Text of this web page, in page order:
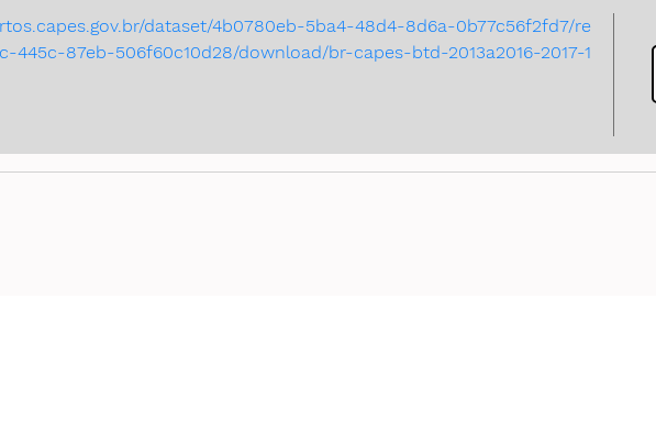
dataset/4b0780eb-5ba4-48d4-8d6a-0b77c56f2fd7/re
445c-87eb-506f60c10d28/download/br-capes-btd-2013a2016-2017-1